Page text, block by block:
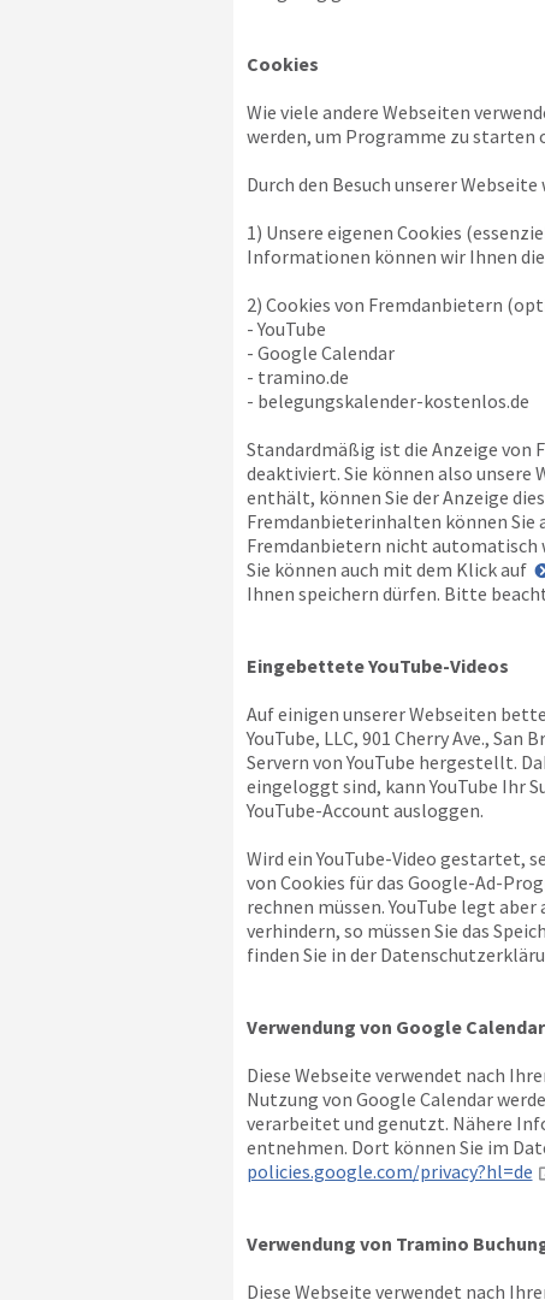
Cookies
Wie viele andere Webseiten
werden, um Programme zu starten
Durch den Besuch unserer
1) Unsere eigenen Cookies
Informationen können wir Ihnen
2) Cookies von Fremdanbietern
- YouTube
- Google Calendar
- tramino.de
- belegungskalender-kostenlos.de
Standardmäßig ist die Anzeige von
deaktiviert. Sie können also unsere
enthält, können Sie der Anzeige
Fremdanbieterinhalten können Sie
Fremdanbietern nicht automatisch
Sie können auch mit dem Klick auf
Ihnen speichern dürfen. Bitte
Eingebettete YouTube-Videos
Auf einigen unserer Webseiten
YouTube, LLC, 901 Cherry Ave., San
Servern von YouTube hergestellt.
eingeloggt sind, kann YouTube Ihr
YouTube-Account ausloggen.
Wird ein YouTube-Video gestartet,
von Cookies für das Google-Ad-
rechnen müssen. YouTube legt
verhindern, so müssen Sie das
finden Sie in der
Verwendung von Google Calendar
Diese Webseite verwendet nach
Nutzung von Google Calendar
verarbeitet und genutzt. Nähere
entnehmen. Dort können Sie im
policies.google.com/privacy?hl=de
Verwendung von Tramino
Diese Webseite verwendet nach